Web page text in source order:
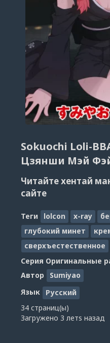
Sokuochi Loli-
Цзянши Мэй
Читайте хентай
сайте
Теги lolcon x-ray
глубокий минет
сверхъестественное
Серия Оригинальные
Автор
Sumiyao
Язык
Русский
34 страниц(ы)
Загружено 3 летs назад